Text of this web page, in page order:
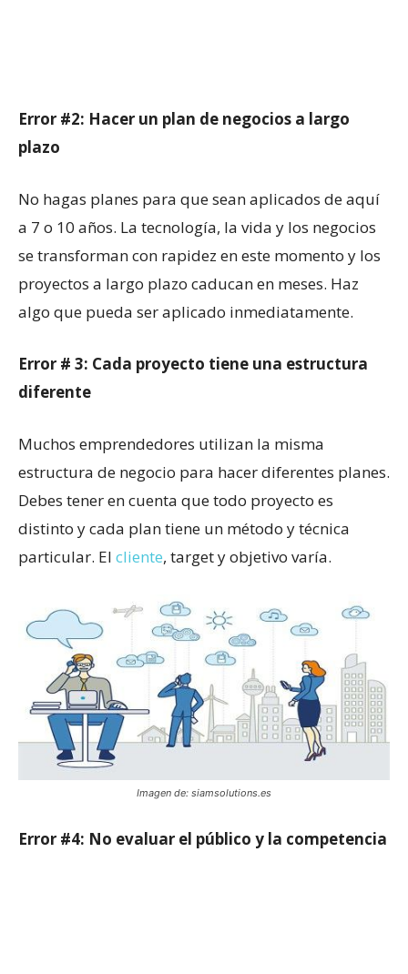
Error #2: Hacer un plan de negocios a largo
plazo
No hagas planes para que sean aplicados de aquí
a 7 o 10 años. La tecnología, la vida y los negocios
se transforman con rapidez en este momento y los
proyectos a largo plazo caducan en meses. Haz
algo que pueda ser aplicado inmediatamente.
Error # 3: Cada proyecto tiene una estructura
diferente
Muchos emprendedores utilizan la misma
estructura de negocio para hacer diferentes planes.
Debes tener en cuenta que todo proyecto es
distinto y cada plan tiene un método y técnica
particular. El cliente, target y objetivo varía.
Imagen de: siamsolutions.es
Error #4: No evaluar el público y la competencia